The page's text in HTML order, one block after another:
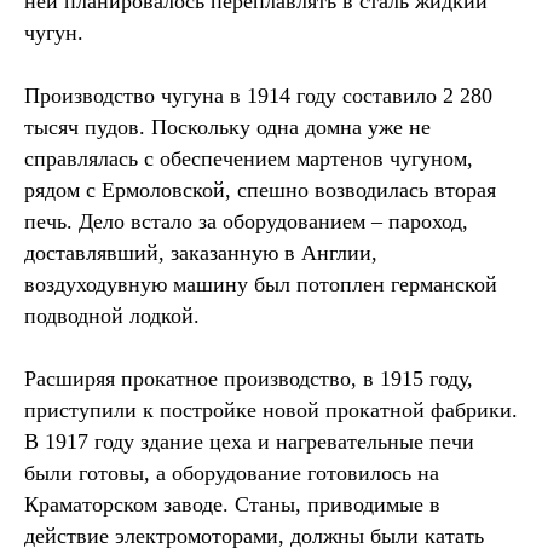
чугун.
Производство чугуна в 1914 году составило 2 280
тысяч пудов. Поскольку одна домна уже не
справлялась с обеспечением мартенов чугуном,
рядом с Ермоловской, спешно возводилась вторая
печь. Дело встало за оборудованием – пароход,
доставлявший, заказанную в Англии,
воздуходувную машину был потоплен германской
подводной лодкой.
Расширяя прокатное производство, в 1915 году,
приступили к постройке новой прокатной фабрики.
В 1917 году здание цеха и нагревательные печи
были готовы, а оборудование готовилось на
Краматорском заводе. Станы, приводимые в
действие электромоторами, должны были катать